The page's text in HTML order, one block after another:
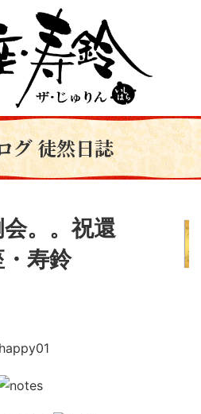
グ 徒然日誌
。。祝還
寿鈴